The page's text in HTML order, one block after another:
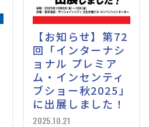
【お知らせ】第72
回「インターナシ
ョナル プレミア
ム・インセンティ
ブショー秋2025」
に出展しました！
2025.10.21